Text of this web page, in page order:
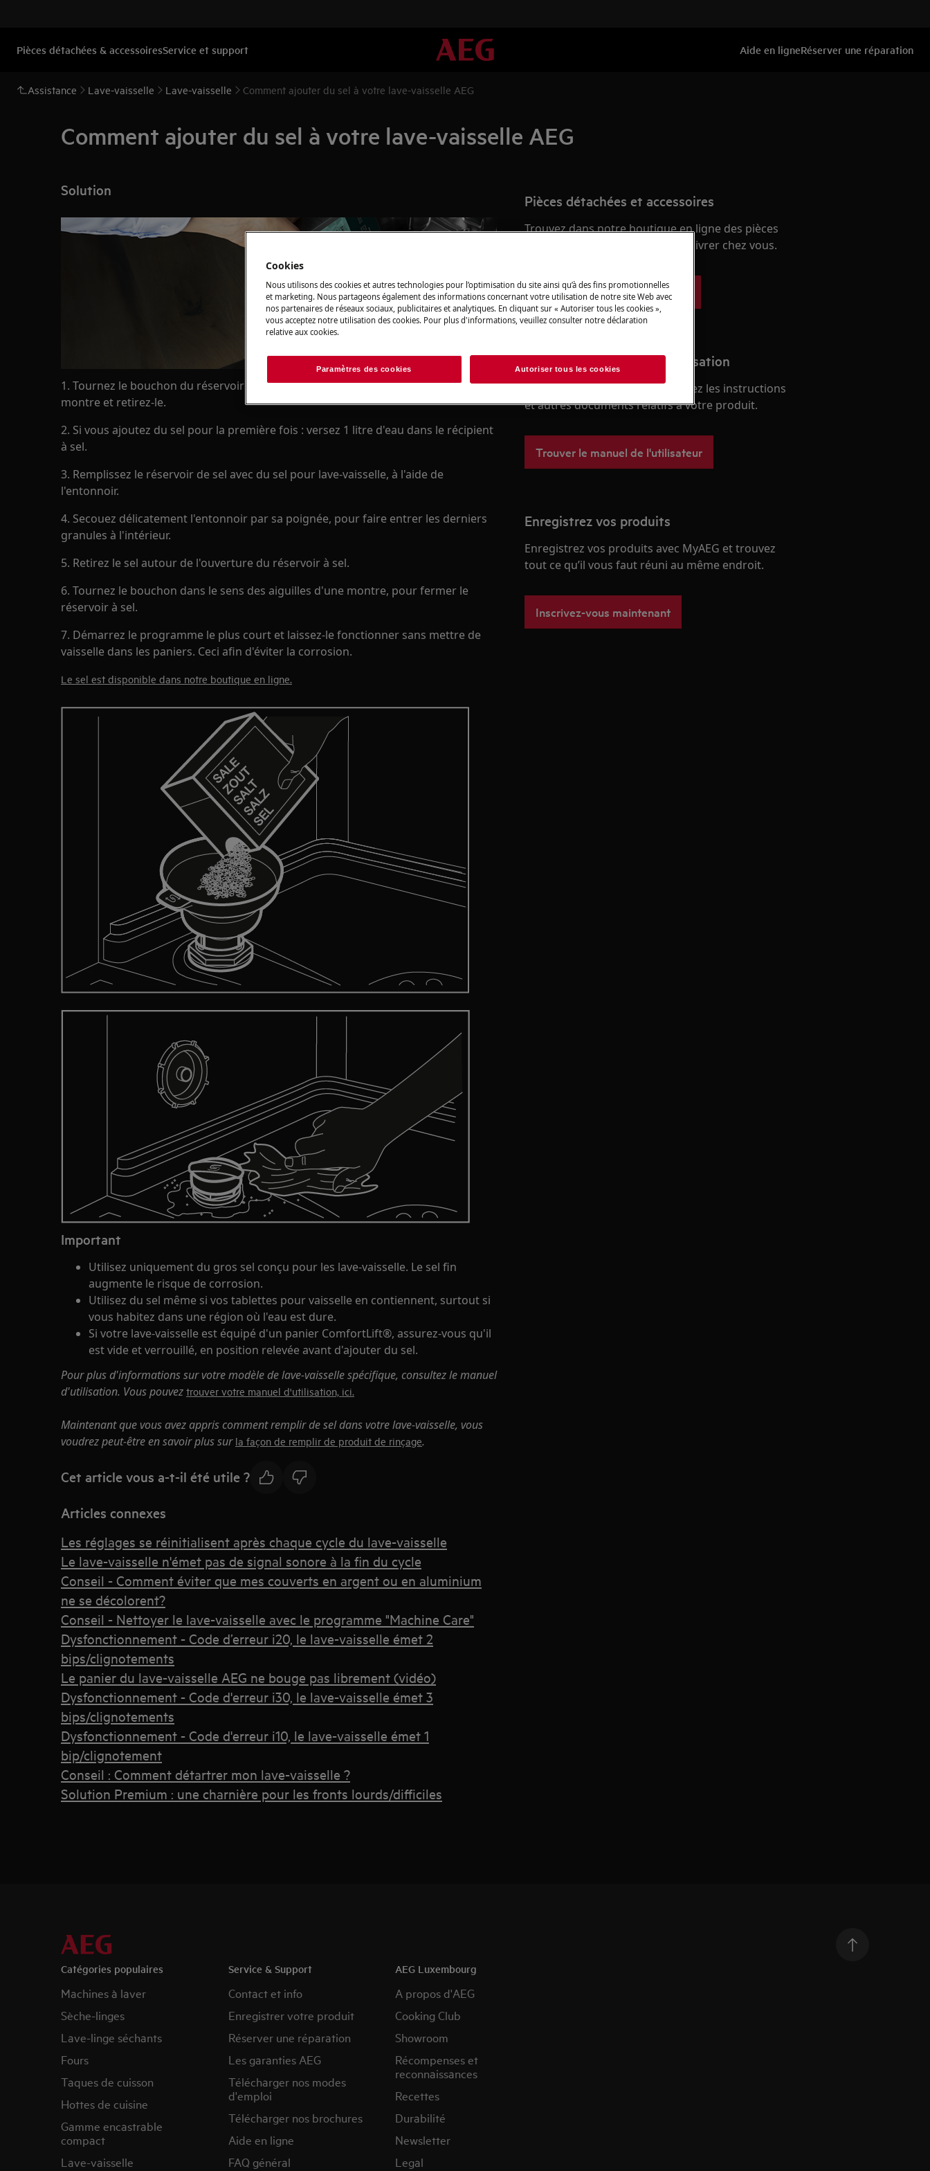
Pièces détachées & accessoiresService et support Aide en ligneRéserver une réparation
Assistance Lave-vaisselle Lave-vaisselle Comment ajouter du sel à votre lave-vaisselle AEG
Comment ajouter du sel à votre lave-vaisselle AEG
Solution
1. Tournez le bouchon du réservoir à sel dans le sens inverse des aiguilles d'une
montre et retirez-le.
2. Si vous ajoutez du sel pour la première fois : versez 1 litre d'eau dans le récipient
à sel.
3. Remplissez le réservoir de sel avec du sel pour lave-vaisselle, à l'aide de
l'entonnoir.
4. Secouez délicatement l'entonnoir par sa poignée, pour faire entrer les derniers
granules à l'intérieur.
5. Retirez le sel autour de l'ouverture du réservoir à sel.
6. Tournez le bouchon dans le sens des aiguilles d'une montre, pour fermer le
réservoir à sel.
7. Démarrez le programme le plus court et laissez-le fonctionner sans mettre de
vaisselle dans les paniers. Ceci afin d'éviter la corrosion.
Le sel est disponible dans notre boutique en ligne.
Important
Utilisez uniquement du gros sel conçu pour les lave-vaisselle. Le sel fin
augmente le risque de corrosion.
Utilisez du sel même si vos tablettes pour vaisselle en contiennent, surtout si
vous habitez dans une région où l'eau est dure.
Si votre lave-vaisselle est équipé d'un panier ComfortLift®, assurez-vous qu'il
est vide et verrouillé, en position relevée avant d'ajouter du sel.
Pour plus d'informations sur votre modèle de lave-vaisselle spécifique, consultez le manuel
d'utilisation. Vous pouvez trouver votre manuel d'utilisation, ici.
Maintenant que vous avez appris comment remplir de sel dans votre lave-vaisselle, vous
voudrez peut-être en savoir plus sur la façon de remplir de produit de rinçage.
Cet article vous a-t-il été utile ?
Articles connexes
Les réglages se réinitialisent après chaque cycle du lave-vaisselle
Le lave-vaisselle n'émet pas de signal sonore à la fin du cycle
Conseil - Comment éviter que mes couverts en argent ou en aluminium
ne se décolorent?
Conseil - Nettoyer le lave-vaisselle avec le programme "Machine Care"
Dysfonctionnement - Code d’erreur i20, le lave-vaisselle émet 2
bips/clignotements
Le panier du lave-vaisselle AEG ne bouge pas librement (vidéo)
Dysfonctionnement - Code d'erreur i30, le lave-vaisselle émet 3
bips/clignotements
Dysfonctionnement - Code d'erreur i10, le lave-vaisselle émet 1
bip/clignotement
Conseil : Comment détartrer mon lave-vaisselle ?
Solution Premium : une charnière pour les fronts lourds/difficiles
Pièces détachées et accessoires
Trouvez dans notre boutique en ligne des pièces
détachées d’origine et faites-les livrer chez vous.
Acheter des pièces détachées
Trouvez votre manuel d'utilisation
Résolvez les problèmes et trouvez les instructions
et autres documents relatifs à votre produit.
Trouver le manuel de l'utilisateur
Enregistrez vos produits
Enregistrez vos produits avec MyAEG et trouvez
tout ce qu’il vous faut réuni au même endroit.
Inscrivez-vous maintenant
Catégories populaires
Machines à laver
Sèche-linges
Lave-linge séchants
Fours
Taques de cuisson
Hottes de cuisine
Gamme encastrable
compact
Lave-vaisselle
Service & Support
Contact et info
Enregistrer votre produit
Réserver une réparation
Les garanties AEG
Télécharger nos modes
d'emploi
Télécharger nos brochures
Aide en ligne
FAQ général
AEG Luxembourg
A propos d'AEG
Cooking Club
Showroom
Récompenses et
reconnaissances
Recettes
Durabilité
Newsletter
Legal
Cookies
Nous utilisons des cookies et autres technologies pour l’optimisation du site ainsi qu’à des fins promotionnelles
et marketing. Nous partageons également des informations concernant votre utilisation de notre site Web avec
nos partenaires de réseaux sociaux, publicitaires et analytiques. En cliquant sur « Autoriser tous les cookies »,
vous acceptez notre utilisation des cookies. Pour plus d'informations, veuillez consulter notre déclaration
relative aux cookies.
Paramètres des cookies Autoriser tous les cookies